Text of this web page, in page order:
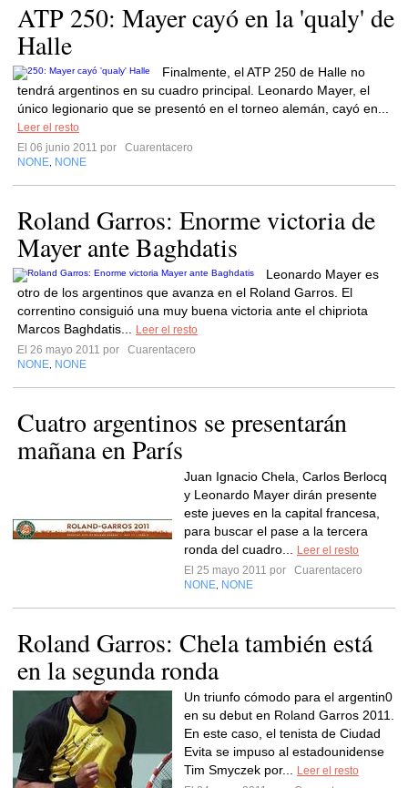
ATP 250: Mayer cayó en la 'qualy' de
Halle
Finalmente, el ATP 250 de Halle no
tendrá argentinos en su cuadro principal. Leonardo Mayer, el
único legionario que se presentó en el torneo alemán, cayó en...
Leer el resto
El 06 junio 2011 por
Cuarentacero
NONE NONE
Roland Garros: Enorme victoria de
Mayer ante Baghdatis
Leonardo Mayer es
otro de los argentinos que avanza en el Roland Garros. El
correntino consiguió una muy buena victoria ante el chipriota
Marcos Baghdatis...
Leer el resto
El 26 mayo 2011 por
Cuarentacero
NONE NONE
Cuatro argentinos se presentarán
mañana en París
Juan Ignacio Chela, Carlos Berlocq
y Leonardo Mayer dirán presente
este jueves en la capital francesa,
para buscar el pase a la tercera
ronda del cuadro...
Leer el resto
El 25 mayo 2011 por
Cuarentacero
NONE NONE
Roland Garros: Chela también está
en la segunda ronda
Un triunfo cómodo para el argentin0
en su debut en Roland Garros 2011.
En este caso, el tenista de Ciudad
Evita se impuso al estadounidense
Tim Smyczek por...
Leer el resto